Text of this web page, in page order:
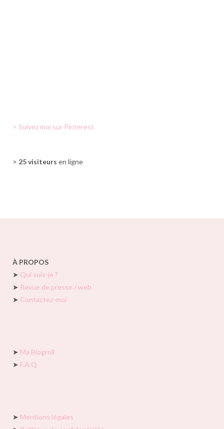
> Suivez moi sur Pinterest
> 25 visiteurs en ligne
À PROPOS
➤ Qui suis-je ?
➤ Revue de presse / web
➤ Contactez-moi
➤ Ma Blogroll
➤ F.A.Q
➤ Mentions légales